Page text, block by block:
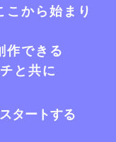
から始まり
作できる
と共に
タートする